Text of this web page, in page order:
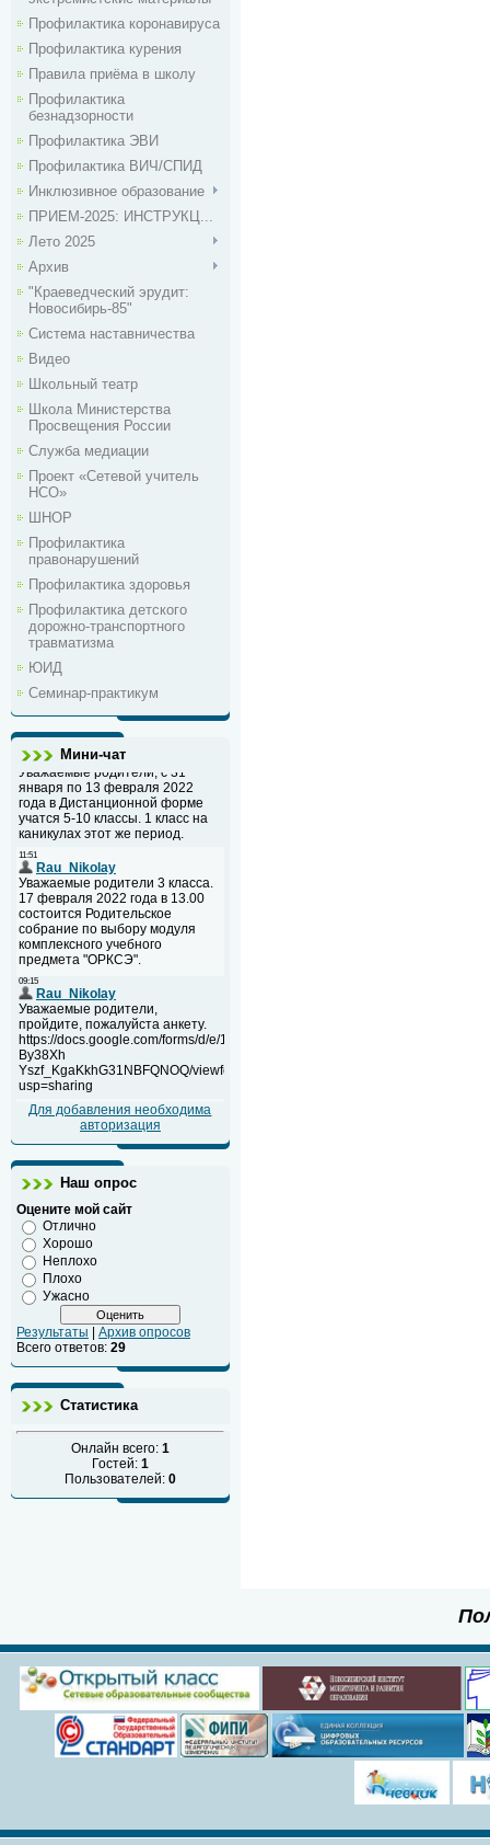
Профилактика коронавируса
Профилактика курения
Правила приёма в школу
Профилактика
безнадзорности
Профилактика ЭВИ
Профилактика ВИЧ/СПИД
Инклюзивное образование
ПРИЕМ-2025: ИНСТРУКЦ...
Лето 2025
Архив
"Краеведческий эрудит:
Новосибирь-85"
Система наставничества
Видео
Школьный театр
Школа Министерства
Просвещения России
Служба медиации
Проект «Сетевой учитель
НСО»
ШНОР
Профилактика
правонарушений
Профилактика здоровья
Профилактика детского
дорожно-транспортного
травматизма
ЮИД
Семинар-практикум
Мини-чат
Для добавления необходима
авторизация
Наш опрос
Оцените мой сайт
Отлично
Хорошо
Неплохо
Плохо
Ужасно
Результаты
Архив опросов
Всего ответов: 29
Статистика
Онлайн всего: 1
Гостей: 1
Пользователей: 0